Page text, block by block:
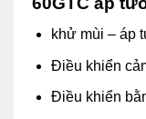
khử mùi – áp
Điều khiển
Điều khiển